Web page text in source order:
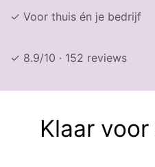
✓ Voor thuis én je bedrijf
✓ 8.9/10 · 152 reviews
Klaar voor